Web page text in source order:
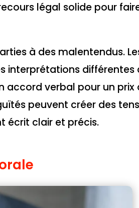
légal solide pour
à des malentendus.
interprétations différentes
accord verbal pour un prix
peuvent créer des
écrit clair et précis.